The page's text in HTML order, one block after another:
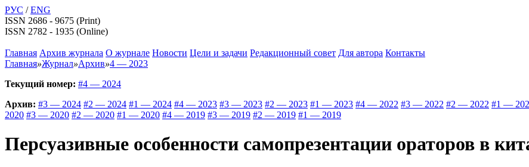
РУС /ENG
ISSN 2686 - 9675 (Print)
ISSN 2782 - 1935 (Online)
Главная Архив журнала О журнале Новости Цели и задачи Редакционный совет Для автора Контакты
Главная»Журнал»Архив»4 — 2023
Текущий номер: #4 — 2024
Архив: #3 — 2024 #2 — 2024 #1 — 2024 #4 — 2023 #3 — 2023 #2 — 2023 #1 — 2023 #4 — 2022 #3 — 2022 #2 — 2022 #1 —
2020 #3 — 2020 #2 — 2020 #1 — 2020 #4 — 2019 #3 — 2019 #2 — 2019 #1 — 2019
Персуазивные особенности самопрезентации ораторов в